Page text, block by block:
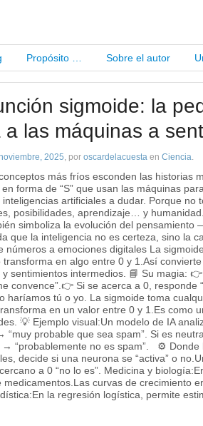
Propósito … Sobre el autor
sigmoide: la
a las máquinas a
2025, por oscardelacuesta en Ciencia.
más fríos esconden las historias
forma de “S” que usan las máquinas
artificiales a dudar. Porque no
posibilidades, aprendizaje… y
simboliza la evolución del
que la inteligencia no es certeza, sino la
números a emociones digitales La
en algo entre 0 y 1.Así convierte
y sentimientos intermedios. 📘 Su magia:
convence”.👉 Si se acerca a 0, responde
haríamos tú o yo. La sigmoide toma
en un valor entre 0 y 1.Es como
💡 Ejemplo visual:Un modelo de IA
“muy probable que sea spam”. Si es
“probablemente no es spam”. ⚙️ Donde
decide si una neurona se “activa” o
a 0 “no lo es”. Medicina y
medicamentos.Las curvas de crecimiento
la regresión logística, permite